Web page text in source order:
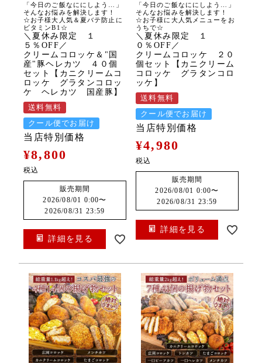
「今日のご飯なににしよう…」
そんなお悩みを解決します！
☆お子様大人気＆夏バテ防止に
ビタミンB1☆
＼夏休み限定 １
５％OFF／
クリームコロッケ＆"国
産"豚ヘレカツ ４０個
セット【カニクリームコ
ロッケ グラタンコロッ
ケ ヘレカツ 国産豚】
送料無料
クール便でお届け
当店特別価格
¥8,800
税込
販売期間
2026/08/01 0:00〜
2026/08/31 23:59
詳細を見る
「今日のご飯なににしよう…」
そんなお悩みを解決します！
☆お子様に大人気メニューをお
うちで☆
＼夏休み限定 １
０％OFF／
クリームコロッケ ２０
個セット【カニクリーム
コロッケ グラタンコロ
ッケ】
送料無料
クール便でお届け
当店特別価格
¥4,980
税込
販売期間
2026/08/01 0:00〜
2026/08/31 23:59
詳細を見る